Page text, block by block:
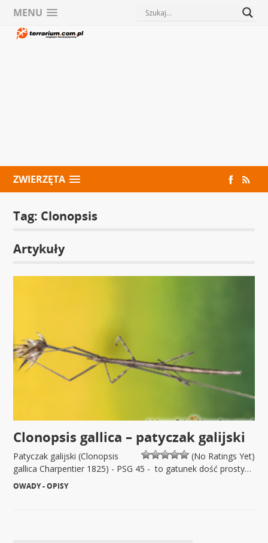
MENU
ZWIERZĘTA
Tag: Clonopsis
Artykuły
Clonopsis gallica – patyczak galijski
(No Ratings Yet)
Patyczak galijski (Clonopsis
gallica Charpentier 1825) - PSG 45 - to gatunek dość prosty…
OWADY - OPISY